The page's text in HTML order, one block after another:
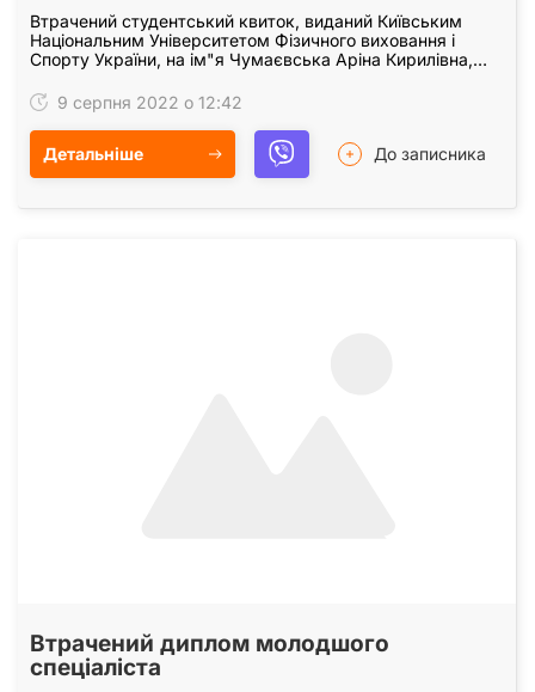
Втрачений студентський квиток, виданий Київським
Національним Університетом Фізичного виховання і
Спорту України, на ім"я Чумаєвська Аріна Кирилівна,
9 серпня 2022 о 12:42
Детальніше До записника
Втрачений диплом молодшого
спеціаліста